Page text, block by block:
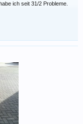
ich seit 31/2 Probleme.